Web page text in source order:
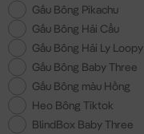
Gấu Bông Pikachu
Gấu Bông Hải Cẩu
Gấu Bông Hải Ly Loopy
Gấu Bông Baby Three
Gấu Bông màu Hồng
Heo Bông Tiktok
BlindBox Baby Three